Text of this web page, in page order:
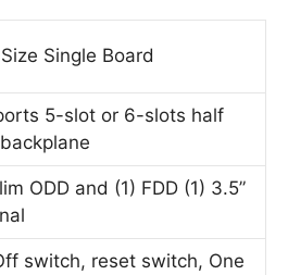
Single Board
5-slot or 6-slots half
ODD and (1) FDD (1) 3.5”
switch, reset switch, One